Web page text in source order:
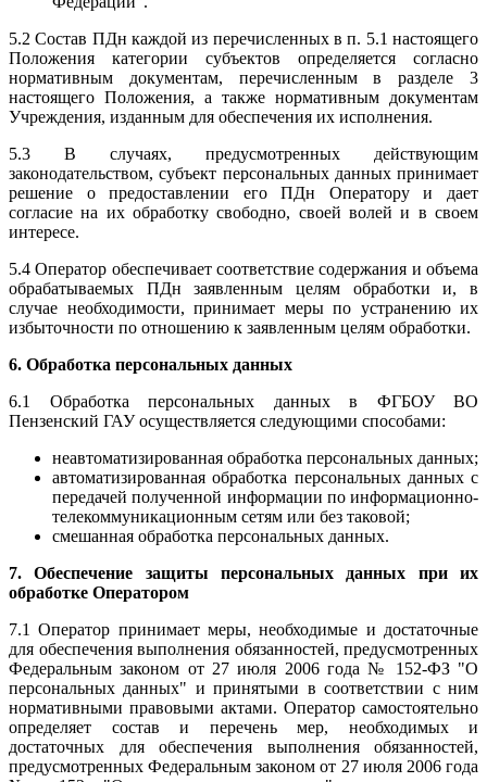
5.2 Состав ПДн каждой из перечисленных в п. 5.1 настоящего
Положения категории субъектов определяется согласно
нормативным документам, перечисленным в разделе 3
настоящего Положения, а также нормативным документам
Учреждения, изданным для обеспечения их исполнения.
5.3 В случаях, предусмотренных действующим
законодательством, субъект персональных данных принимает
решение о предоставлении его ПДн Оператору и дает
согласие на их обработку свободно, своей волей и в своем
интересе.
5.4 Оператор обеспечивает соответствие содержания и объема
обрабатываемых ПДн заявленным целям обработки и, в
случае необходимости, принимает меры по устранению их
избыточности по отношению к заявленным целям обработки.
6. Обработка персональных данных
6.1 Обработка персональных данных в ФГБОУ ВО
Пензенский ГАУ осуществляется следующими способами:
неавтоматизированная обработка персональных данных;
автоматизированная обработка персональных данных с
передачей полученной информации по информационно-
телекоммуникационным сетям или без таковой;
смешанная обработка персональных данных.
7. Обеспечение защиты персональных данных при их
обработке Оператором
7.1 Оператор принимает меры, необходимые и достаточные
для обеспечения выполнения обязанностей, предусмотренных
Федеральным законом от 27 июля 2006 года № 152-ФЗ "О
персональных данных" и принятыми в соответствии с ним
нормативными правовыми актами. Оператор самостоятельно
определяет состав и перечень мер, необходимых и
достаточных для обеспечения выполнения обязанностей,
предусмотренных Федеральным законом от 27 июля 2006 года